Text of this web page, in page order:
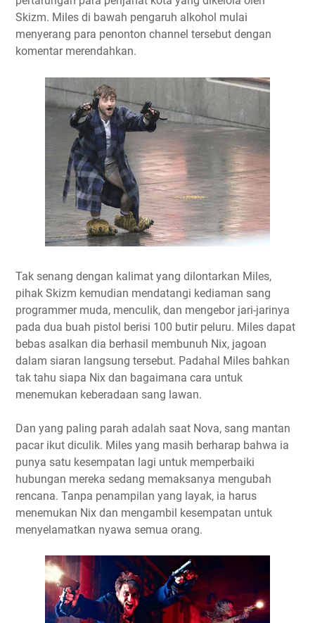
Skizm. Miles di bawah pengaruh alkohol mulai
menyerang para penonton channel tersebut dengan
komentar merendahkan.
Tak senang dengan kalimat yang dilontarkan Miles,
pihak Skizm kemudian mendatangi kediaman sang
programmer muda, menculik, dan mengebor jari-jarinya
pada dua buah pistol berisi 100 butir peluru. Miles dapat
bebas asalkan dia berhasil membunuh Nix, jagoan
dalam siaran langsung tersebut. Padahal Miles bahkan
tak tahu siapa Nix dan bagaimana cara untuk
menemukan keberadaan sang lawan.
Dan yang paling parah adalah saat Nova, sang mantan
pacar ikut diculik. Miles yang masih berharap bahwa ia
punya satu kesempatan lagi untuk memperbaiki
hubungan mereka sedang memaksanya mengubah
rencana. Tanpa penampilan yang layak, ia harus
menemukan Nix dan mengambil kesempatan untuk
menyelamatkan nyawa semua orang.